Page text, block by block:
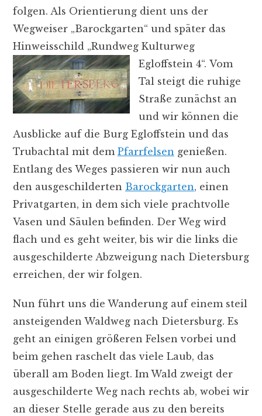
folgen. Als Orientierung dient uns der
Wegweiser „Barockgarten“ und später das
Hinweisschild „Rundweg Kulturweg
Egloffstein 4“. Vom
Tal steigt die ruhige
Straße zunächst an
und wir können die
Ausblicke auf die Burg Egloffstein und das
Trubachtal mit dem Pfarrfelsen genießen.
Entlang des Weges passieren wir nun auch
den ausgeschilderten Barockgarten, einen
Privatgarten, in dem sich viele prachtvolle
Vasen und Säulen befinden. Der Weg wird
flach und es geht weiter, bis wir die links die
ausgeschilderte Abzweigung nach Dietersburg
erreichen, der wir folgen.
Nun führt uns die Wanderung auf einem steil
ansteigenden Waldweg nach Dietersburg. Es
geht an einigen größeren Felsen vorbei und
beim gehen raschelt das viele Laub, das
überall am Boden liegt. Im Wald zweigt der
ausgeschilderte Weg nach rechts ab, wobei wir
an dieser Stelle gerade aus zu den bereits